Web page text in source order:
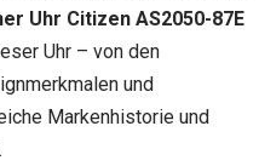
Uhr Citizen AS2050-87E
Uhr – von den
und
Markenhistorie und